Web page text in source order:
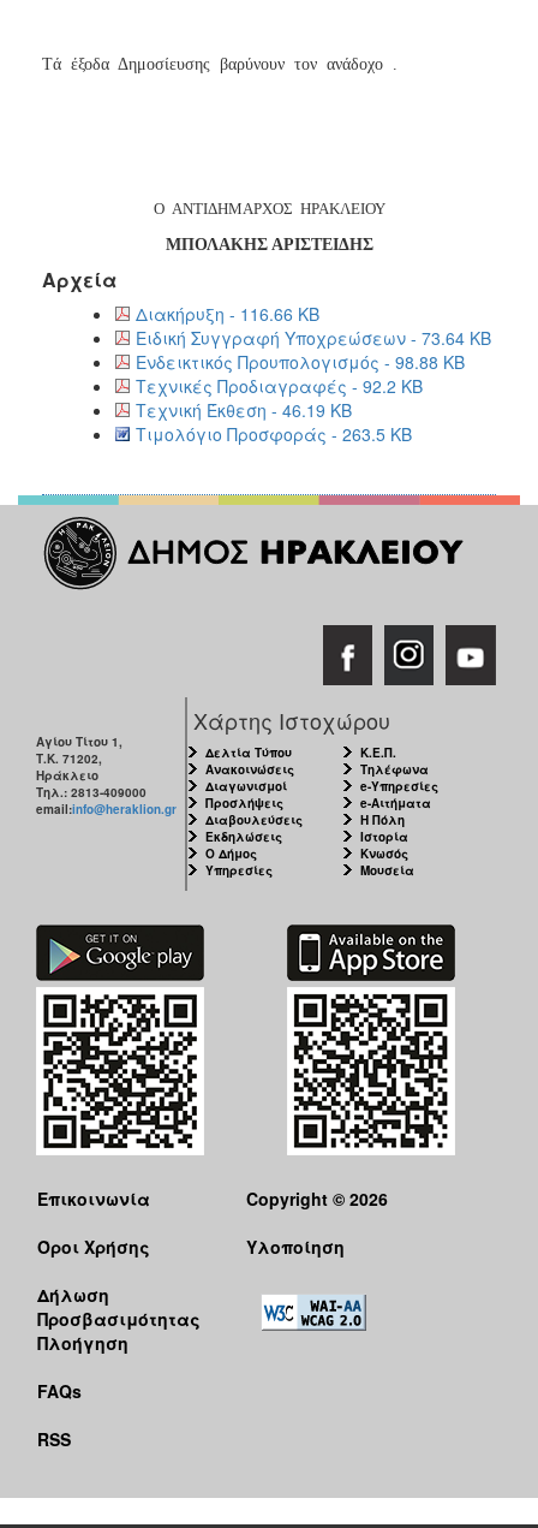
Tά έξοδα Δημοσίευσης βαρύνουν τον ανάδοχο
Ο ΑΝΤΙΔΗΜΑΡΧΟΣ ΗΡΑΚΛΕΙΟΥ
ΜΠΟΛΑΚΗΣ ΑΡΙΣΤΕΙΔΗΣ
Αρχεία
Διακήρυξη - 116.66 KB
Ειδική Συγγραφή Υποχρεώσεων - 73.64 KB
Ενδεικτικός Προυπολογισμός - 98.88 KB
Τεχνικές Προδιαγραφές - 92.2 KB
Τεχνική Έκθεση - 46.19 KB
Τιμολόγιο Προσφοράς - 263.5 KB
Αγίου Τίτου 1,
Τ.Κ. 71202,
Ηράκλειο
Τηλ.: 2813-409000
email:info@heraklion.gr
Χάρτης Ιστοχώρου
Δελτία Τύπου
Ανακοινώσεις
Διαγωνισμοί
Προσλήψεις
Διαβουλεύσεις
Εκδηλώσεις
Ο Δήμος
Υπηρεσίες
Κ.Ε.Π.
Τηλέφωνα
e-Υπηρεσίες
e-Αιτήματα
Η Πόλη
Ιστορία
Κνωσός
Μουσεία
Επικοινωνία
Όροι Χρήσης
Δήλωση
Προσβασιμότητας
Πλοήγηση
FAQs
RSS
Copyright © 2026
Υλοποίηση